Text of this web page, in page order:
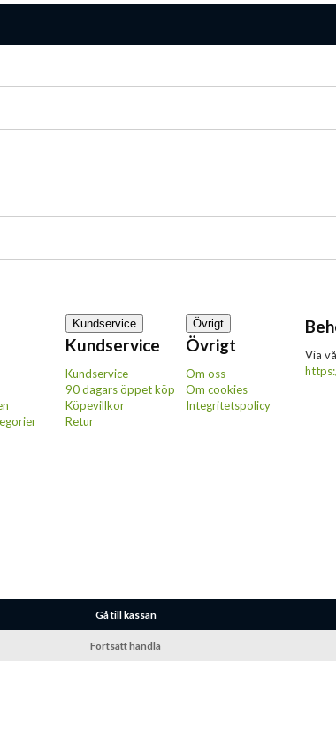
Kundservice
Kundservice
Kundservice
90 dagars öppet köp
Köpevillkor
Retur
Övrigt
Övrigt
Om oss
Om cookies
Integritetspolicy
Via
Gå till kassan
Fortsätt handla